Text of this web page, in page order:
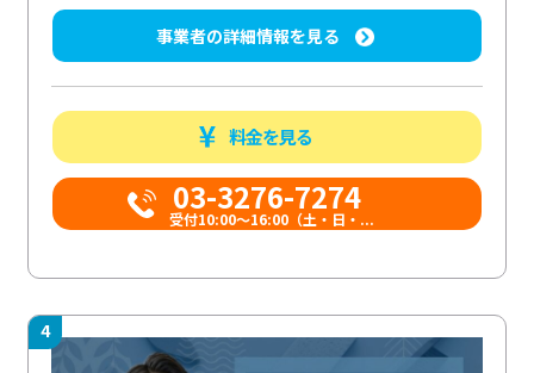
事業者の詳細情報を見る
料金を見る
03-3276-7274
受付10:00〜16:00（土・日・...
4